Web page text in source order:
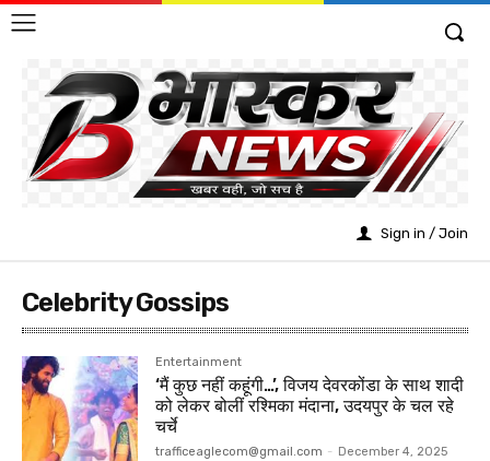
Sign in / Join
Celebrity Gossips
Entertainment
‘मैं कुछ नहीं कहूंगी…’, विजय देवरकोंडा के साथ शादी
को लेकर बोलीं रश्मिका मंदाना, उदयपुर के चल रहे
चर्चे
trafficeaglecom@gmail.com - December 4, 2025